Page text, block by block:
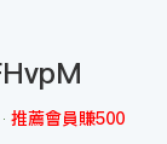
推薦會員賺500